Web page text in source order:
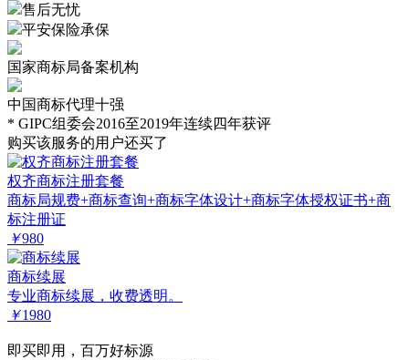
售后无忧
平安保险承保
国家商标局备案机构
中国商标代理十强
* GIPC组委会2016至2019年连续四年获评
购买该服务的用户还买了
权齐商标注册套餐
商标局规费+商标查询+商标字体设计+商标字体授权证书+商
标注册证
￥980
商标续展
专业商标续展，收费透明。
￥1980
即买即用，百万好标源